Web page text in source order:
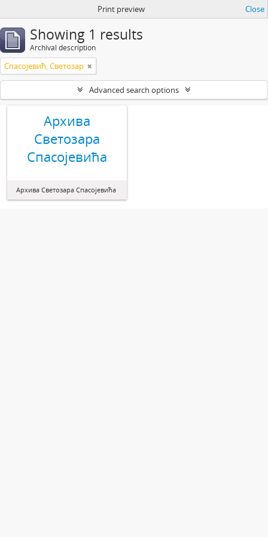
Print preview Close
Showing 1 results
Archival description
Спасојевић, Светозар
Advanced search options
Архива
Светозара
Спасојевића
Архива Светозара Спасојевића